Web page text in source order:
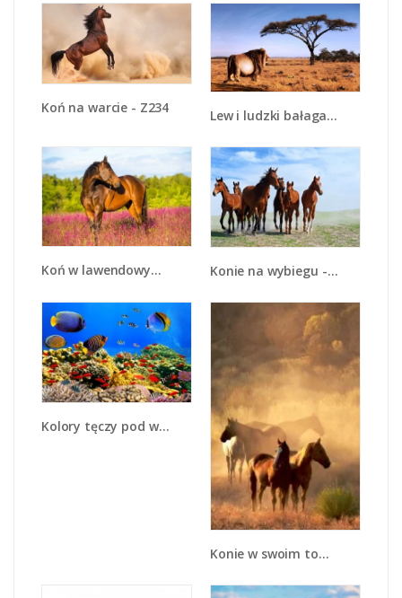
Koń na warcie - Z234 Lew i ludzki bałagan - Z125
Koń w lawendowym polu - Z340 Konie na wybiegu - Z222
Kolory tęczy pod wodą - Z220
Konie w swoim towarzystwie - Z086